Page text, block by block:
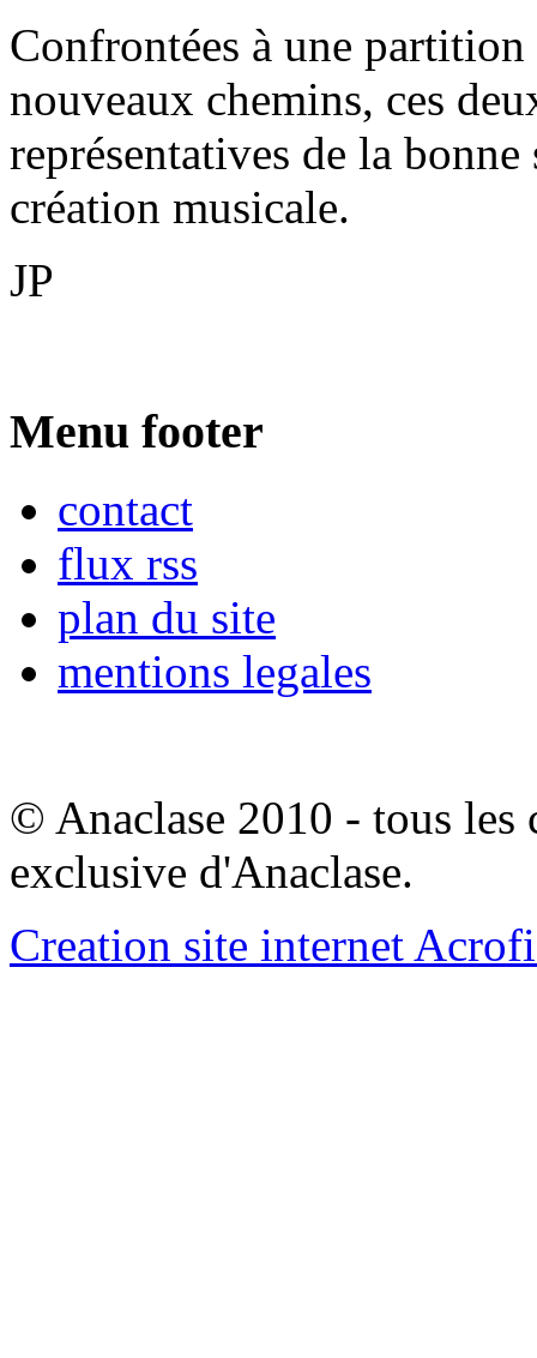
Confrontées à une
nouveaux chemins, ces
représentatives de la
création musicale.
JP
Menu footer
contact
flux rss
plan du site
mentions legales
© Anaclase 2010 - tous les
exclusive d'Anaclase.
Creation site internet